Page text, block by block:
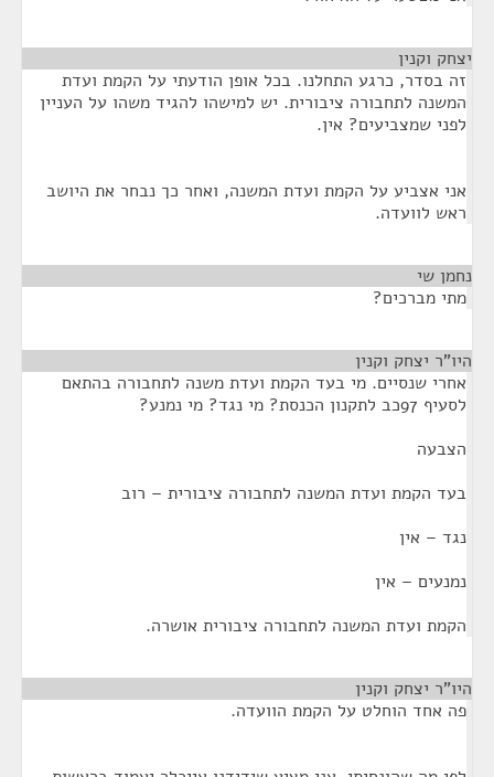
יצחק וקנין
זה בסדר, כרגע התחלנו. בכל אופן הודעתי על הקמת ועדת
המשנה לתחבורה ציבורית. יש למישהו להגיד משהו על העניין
לפני שמצביעים? אין.
אני אצביע על הקמת ועדת המשנה, ואחר כך נבחר את היושב
ראש לוועדה.
נחמן שי
מתי מברכים?
היו"ר יצחק וקנין
אחרי שנסיים. מי בעד הקמת ועדת משנה לתחבורה בהתאם
לסעיף 97כב לתקנון הכנסת? מי נגד? מי נמנע?
הצבעה
בעד הקמת ועדת המשנה לתחבורה ציבורית – רוב
נגד – אין
נמנעים – אין
הקמת ועדת המשנה לתחבורה ציבורית אושרה.
היו"ר יצחק וקנין
פה אחד הוחלט על הקמת הוועדה.